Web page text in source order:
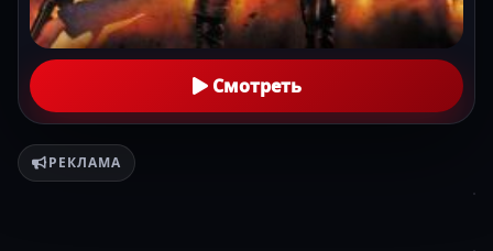
Смотреть
РЕКЛАМА